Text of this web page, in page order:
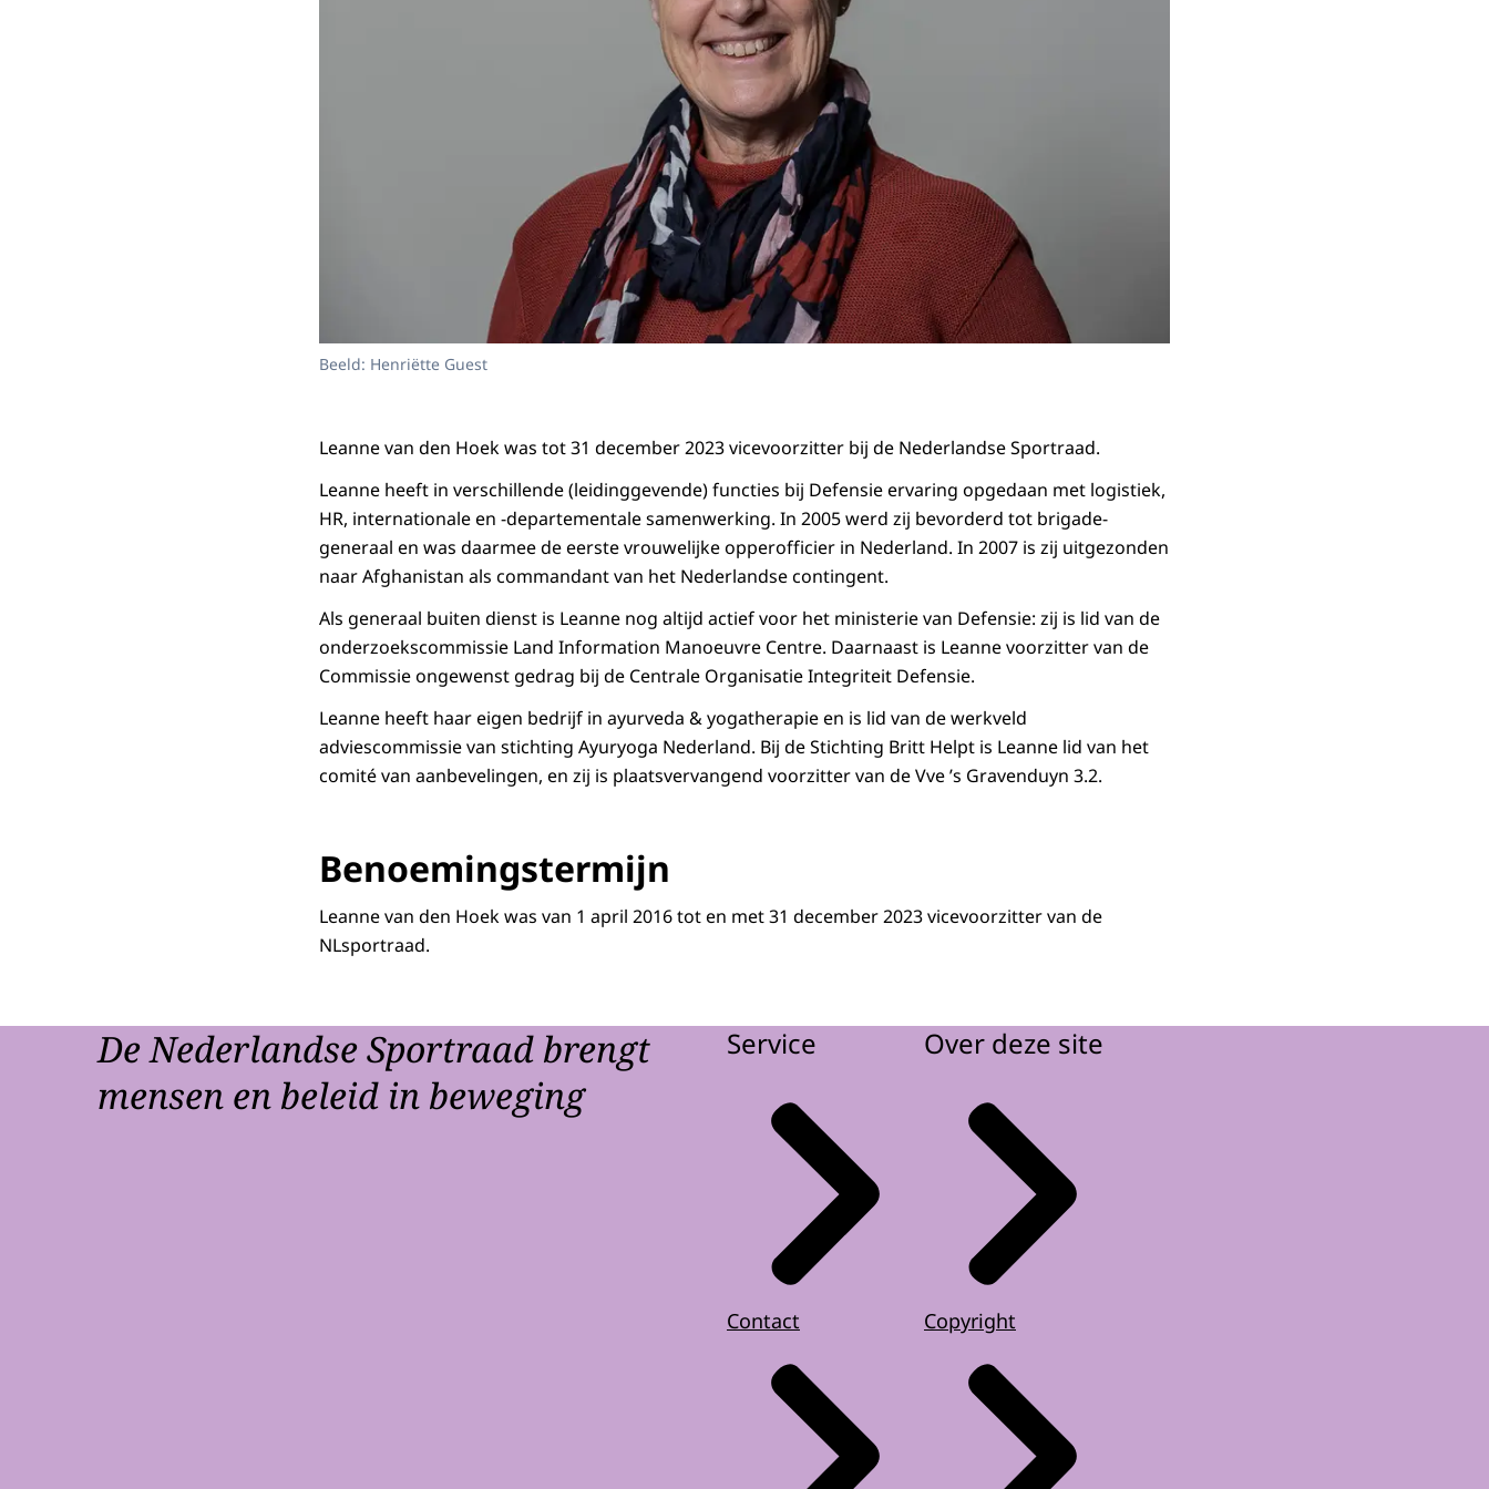
Beeld: Henriëtte Guest
Leanne van den Hoek was tot 31 december 2023 vicevoorzitter bij de Nederlandse Sportraad.
Leanne heeft in verschillende (leidinggevende) functies bij Defensie ervaring opgedaan met logistiek,
HR, internationale en -departementale samenwerking. In 2005 werd zij bevorderd tot brigade-
generaal en was daarmee de eerste vrouwelijke opperofficier in Nederland. In 2007 is zij uitgezonden
naar Afghanistan als commandant van het Nederlandse contingent.
Als generaal buiten dienst is Leanne nog altijd actief voor het ministerie van Defensie: zij is lid van de
onderzoekscommissie Land Information Manoeuvre Centre. Daarnaast is Leanne voorzitter van de
Commissie ongewenst gedrag bij de Centrale Organisatie Integriteit Defensie.
Leanne heeft haar eigen bedrijf in ayurveda & yogatherapie en is lid van de werkveld
adviescommissie van stichting Ayuryoga Nederland. Bij de Stichting Britt Helpt is Leanne lid van het
comité van aanbevelingen, en zij is plaatsvervangend voorzitter van de Vve ’s Gravenduyn 3.2.
Benoemingstermijn
Leanne van den Hoek was van 1 april 2016 tot en met 31 december 2023 vicevoorzitter van de
NLsportraad.
De Nederlandse Sportraad brengt
mensen en beleid in beweging
Service
Contact
Over deze site
Copyright